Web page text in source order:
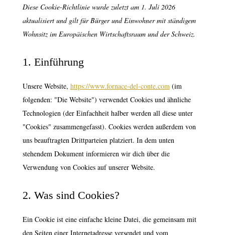
Diese Cookie-Richtlinie wurde zuletzt am 1. Juli 2026
aktualisiert und gilt für Bürger und Einwohner mit ständigem
Wohnsitz im Europäischen Wirtschaftsraum und der Schweiz.
1. Einführung
Unsere Website, https://www.fornace-del-conte.com(im
folgenden: "Die Website") verwendet Cookies und ähnliche
Technologien (der Einfachheit halber werden all diese unter
"Cookies" zusammengefasst). Cookies werden außerdem von
uns beauftragten Drittparteien platziert. In dem unten
stehendem Dokument informieren wir dich über die
Verwendung von Cookies auf unserer Website.
2. Was sind Cookies?
Ein Cookie ist eine einfache kleine Datei, die gemeinsam mit
den Seiten einer Internetadresse versendet und vom